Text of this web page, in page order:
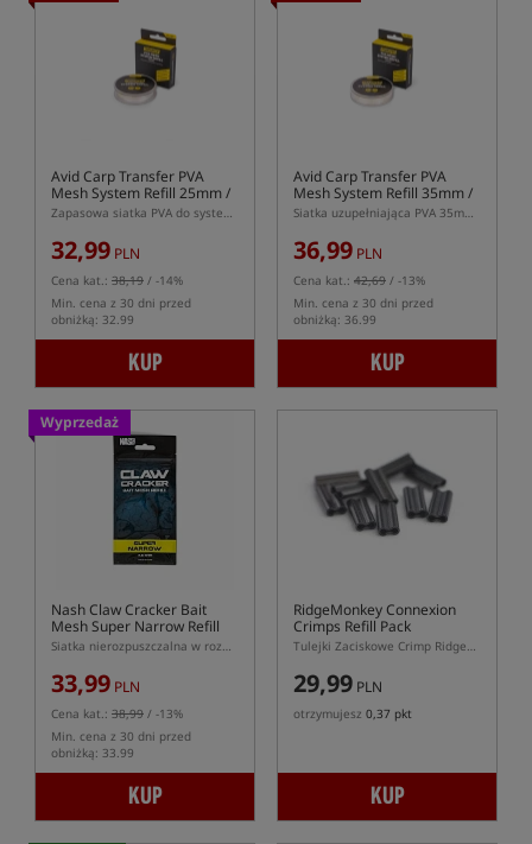
Avid Carp Transfer PVA
Mesh System Refill 25mm /
7m
Zapasowa siatka PVA do systemów o średnicy 25mm
32,99 PLN
Cena kat.: 38,19 / -14%
Min. cena z 30 dni przed
obniżką: 32.99
KUP
Avid Carp Transfer PVA
Mesh System Refill 35mm /
7m
Siatka uzupełniająca PVA 35mm o długości 7m
36,99 PLN
Cena kat.: 42,69 / -13%
Min. cena z 30 dni przed
obniżką: 36.99
KUP
Wyprzedaż
Nash Claw Cracker Bait
Mesh Super Narrow Refill
Siatka nierozpuszczalna w rozmiarze Super Narrow (18mm)
33,99 PLN
Cena kat.: 38,99 / -13%
Min. cena z 30 dni przed
obniżką: 33.99
KUP
RidgeMonkey Connexion
Crimps Refill Pack
Tulejki Zaciskowe Crimp RidgeMonkey Connexion – Zestaw Uzupełniający
29,99 PLN
otrzymujesz 0,37 pkt
KUP